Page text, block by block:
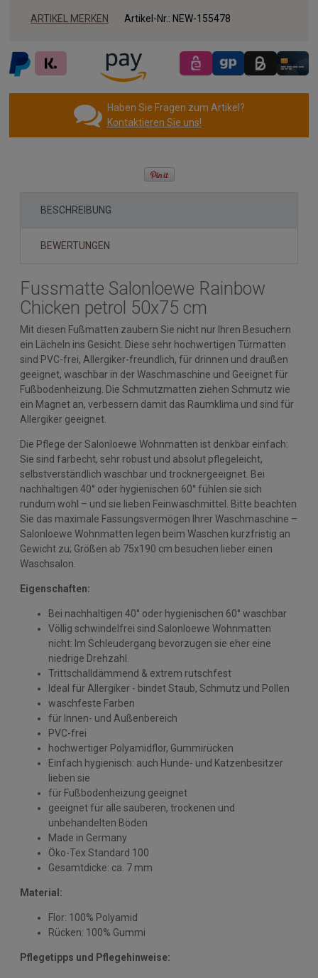
ARTIKEL MERKEN Artikel-Nr.: NEW-155478
Haben Sie Fragen zum Artikel?
Kontaktieren Sie uns!
BESCHREIBUNG
BEWERTUNGEN
Fussmatte Salonloewe Rainbow
Chicken petrol 50x75 cm
Mit diesen Fußmatten zaubern Sie nicht nur Ihren Besuchern
ein Lächeln ins Gesicht. Diese sehr hochwertigen Türmatten
sind PVC-frei, Allergiker-freundlich, für drinnen und draußen
geeignet, waschbar in der Waschmaschine und Geeignet für
Fußbodenheizung. Die Schmutzmatten ziehen Schmutz wie
ein Magnet an, verbessern damit das Raumklima und sind für
Allergiker geeignet.
Die Pflege der Salonloewe Wohnmatten ist denkbar einfach:
Sie sind farbecht, sehr robust und absolut pflegeleicht,
selbstverständlich waschbar und trocknergeeignet. Bei
nachhaltigen 40° oder hygienischen 60° fühlen sie sich
rundum wohl – und sie lieben Feinwaschmittel. Bitte beachten
Sie das maximale Fassungsvermögen Ihrer Waschmaschine –
Salonloewe Wohnmatten legen beim Waschen kurzfristig an
Gewicht zu; Größen ab 75x190 cm besuchen lieber einen
Waschsalon.
Eigenschaften:
Bei nachhaltigen 40° oder hygienischen 60° waschbar
Völlig schwindelfrei sind Salonloewe Wohnmatten
nicht: Im Schleudergang bevorzugen sie eher eine
niedrige Drehzahl.
Trittschalldämmend & extrem rutschfest
Ideal für Allergiker - bindet Staub, Schmutz und Pollen
waschfeste Farben
für Innen- und Außenbereich
PVC-frei
hochwertiger Polyamidflor, Gummirücken
Einfach hygienisch: auch Hunde- und Katzenbesitzer
lieben sie
für Fußbodenheizung geeignet
geeignet für alle sauberen, trockenen und
unbehandelten Böden
Made in Germany
Öko-Tex Standard 100
Gesamtdicke: ca. 7 mm
Material:
Flor: 100% Polyamid
Rücken: 100% Gummi
Pflegetipps und Pflegehinweise: